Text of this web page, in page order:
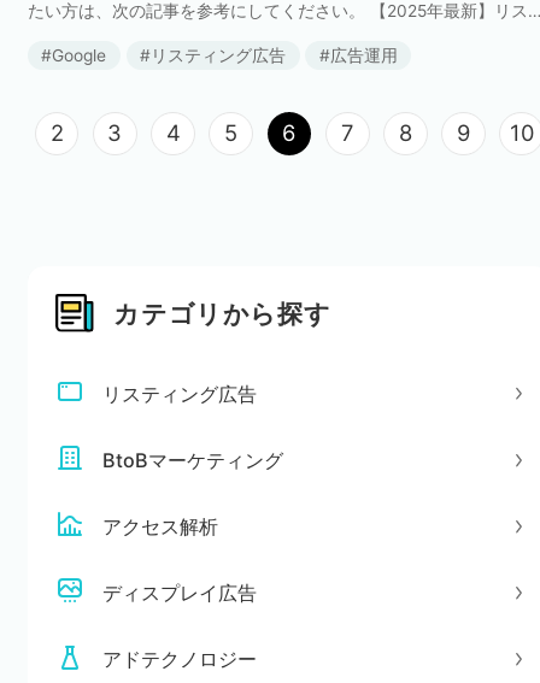
たい方は、次の記事を参考にしてください。 【2025年最新】リス
スティン […]
Google リスティング広告 広告運用
2 3 4 5 6 7 8 9 10
カテゴリから探す
リスティング広告
BtoBマーケティング
アクセス解析
ディスプレイ広告
アドテクノロジー